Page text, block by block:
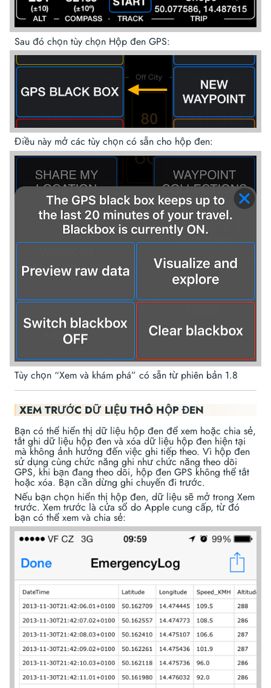
Sau đó chọn tùy chọn Hộp đen GPS:
Điều này mở các tùy chọn có sẵn cho hộp đen:
Tùy chọn “Xem và khám phá” có sẵn từ phiên bản 1.8
XEM TRƯỚC DỮ LIỆU THÔ HỘP ĐEN
Bạn có thể hiển thị dữ liệu hộp đen để xem hoặc chia sẻ,
tắt ghi dữ liệu hộp đen và xóa dữ liệu hộp đen hiện tại
mà không ảnh hưởng đến việc ghi tiếp theo. Vì hộp đen
sử dụng cùng chức năng ghi như chức năng theo dõi
GPS, khi bạn đang theo dõi, hộp đen GPS không thể tắt
hoặc xóa. Bạn cần dừng ghi chuyến đi trước.
Nếu bạn chọn hiển thị hộp đen, dữ liệu sẽ mở trong Xem
trước. Xem trước là cửa sổ do Apple cung cấp, từ đó
bạn có thể xem và chia sẻ: